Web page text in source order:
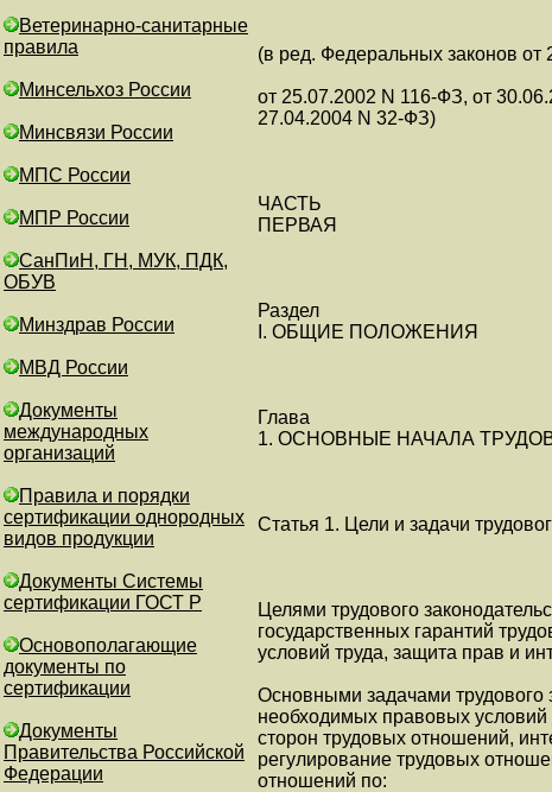
Ветеринарно-санитарные
правила
Минсельхоз России
Минсвязи России
МПС России
МПР России
СанПиН, ГН, МУК, ПДК,
ОБУВ
Минздрав России
МВД России
Документы
международных
организаций
Правила и порядки
сертификации однородных
видов продукции
Документы Системы
сертификации ГОСТ Р
Основополагающие
документы по
сертификации
Документы
Правительства Российской
Федерации
(в ред. Федеральных законов от
от 25.07.2002 N 116-ФЗ, от
27.04.2004 N 32-ФЗ)
ЧАСТЬ
ПЕРВАЯ
Раздел
I. ОБЩИЕ ПОЛОЖЕНИЯ
Глава
1. ОСНОВНЫЕ НАЧАЛА
Статья 1. Цели и задачи
Целями трудового
государственных гарантий
условий труда, защита прав и
Основными задачами трудового
необходимых правовых условий
сторон трудовых отношений,
регулирование трудовых
отношений по: